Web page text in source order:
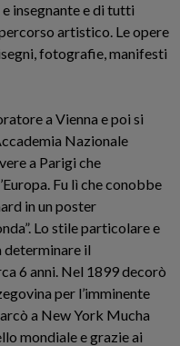
insegnante e di tutti
artistico. Le opere
fotografie, manifesti
a Vienna e poi si
Nazionale
a Parigi che
Fu lì che conobbe
in un poster
Lo stile particolare e
determinare il
6 anni. Nel 1899 decorò
per l’imminente
a New York Mucha
mondiale e grazie ai